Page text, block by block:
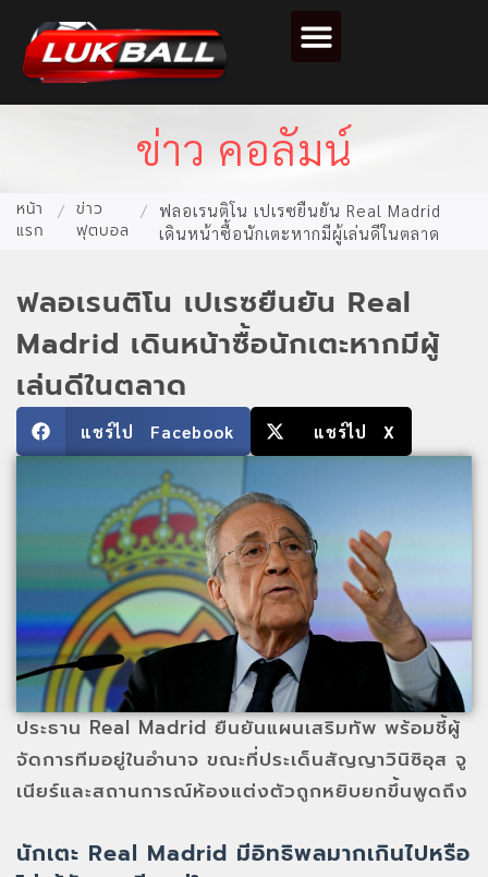
ข่าว คอลัมน์
หน้า
แรก
/ ข่าว
ฟุตบอล
/
ฟลอเรนติโน เปเรซยืนยัน Real Madrid
เดินหน้าซื้อนักเตะหากมีผู้เล่นดีในตลาด
ฟลอเรนติโน เปเรซยืนยัน Real
Madrid เดินหน้าซื้อนักเตะหากมีผู้
เล่นดีในตลาด
แชร์ไป Facebook แชร์ไป X
ประธาน Real Madrid ยืนยันแผนเสริมทัพ พร้อมชี้ผู้
จัดการทีมอยู่ในอำนาจ ขณะที่ประเด็นสัญญาวินิซิอุส จู
เนียร์และสถานการณ์ห้องแต่งตัวถูกหยิบยกขึ้นพูดถึง
นักเตะ Real Madrid มีอิทธิพลมากเกินไปหรือ